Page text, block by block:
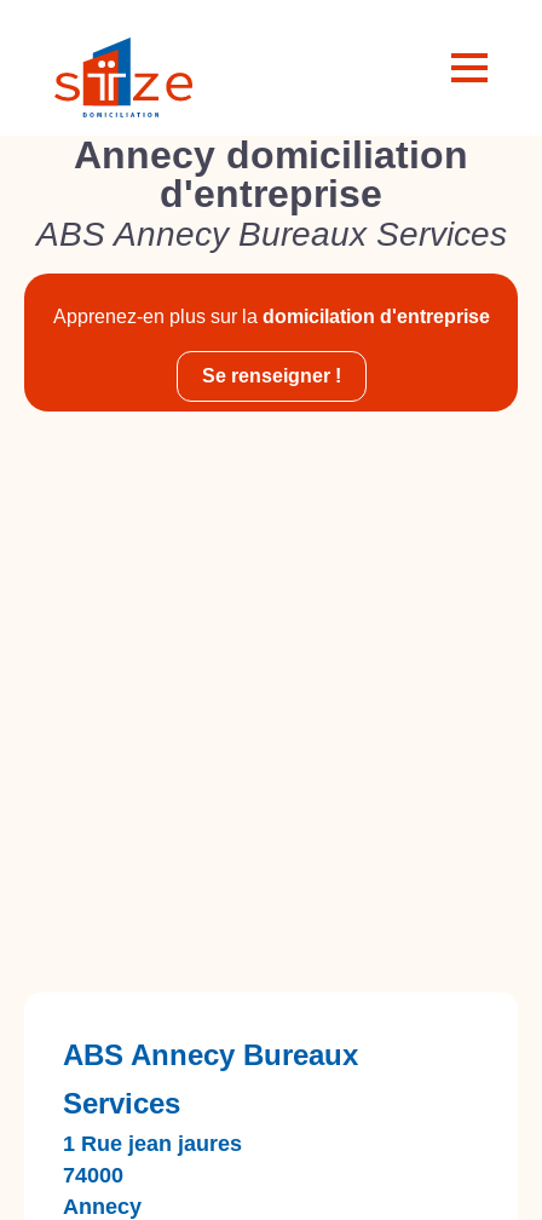
Annecy domiciliation
d'entreprise
ABS Annecy Bureaux Services
Apprenez-en plus sur la domicilation d'entreprise
Se renseigner !
ABS Annecy Bureaux
Services
1 Rue jean jaures
74000
Annecy